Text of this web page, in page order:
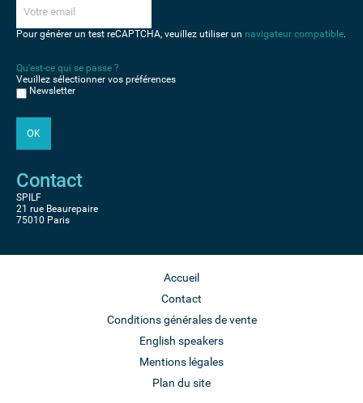
Pour générer un test reCAPTCHA, veuillez utiliser un navigateur compatible.
Qu'est-ce qui se passe ?
Veuillez sélectionner vos préférences
Newsletter
Contact
SPILF
21 rue Beaurepaire
75010 Paris
Accueil
Contact
Conditions générales de vente
English speakers
Mentions légales
Plan du site